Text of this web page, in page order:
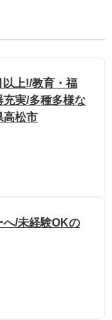
上!/教育・福
実/多種多様な
高松市
へ/未経験OKの